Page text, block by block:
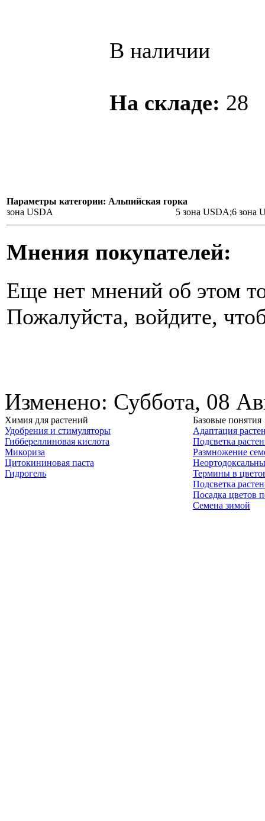
В наличии
На складе: 28
Параметры категории: Альпийская горка
зона USDA
5 зона USDA;6 зона
Мнения покупателей:
Еще нет мнений об этом
Пожалуйста, войдите,
Изменено: Суббота, 08
Химия для растений
Удобрения и стимуляторы
Гиббереллиновая кислота
Микориза
Цитокининовая паста
Гидрогель
Базовые понятия
Адаптация
Подсветка
Размножение
Термины в
Подсветка
Посадка цветов
Семена зимой